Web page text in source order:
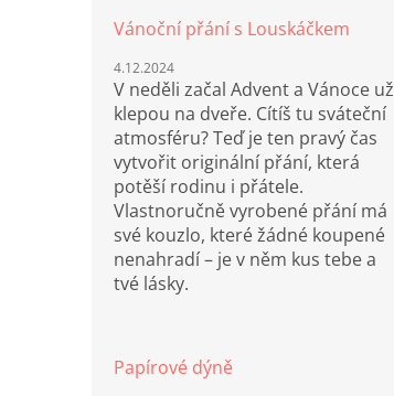
Vánoční přání s Louskáčkem
4.12.2024
V neděli začal Advent a Vánoce už
klepou na dveře. Cítíš tu sváteční
atmosféru? Teď je ten pravý čas
vytvořit originální přání, která
potěší rodinu i přátele.
Vlastnoručně vyrobené přání má
své kouzlo, které žádné koupené
nenahradí – je v něm kus tebe a
tvé lásky.
Papírové dýně